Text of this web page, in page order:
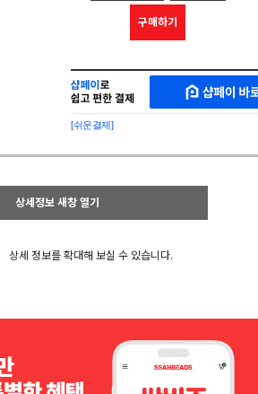
구매하기
MAKESHOP
SHOPPAY
로
간
구
샵
페
페
이
구
[쉬운결제]
상세정보 새창 열기
상세 정보를 확대해 보실 수 있습니다.